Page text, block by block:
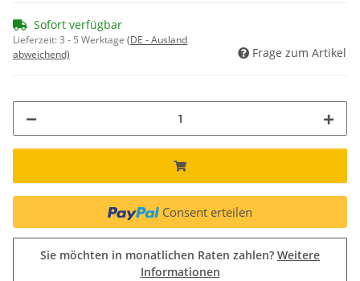
Sofort verfügbar
Lieferzeit:3 - 5 Werktage (DE - Ausland
abweichend)
Frage zum Artikel
Consent erteilen
Sie möchten in monatlichen Raten zahlen? Weitere
Informationen